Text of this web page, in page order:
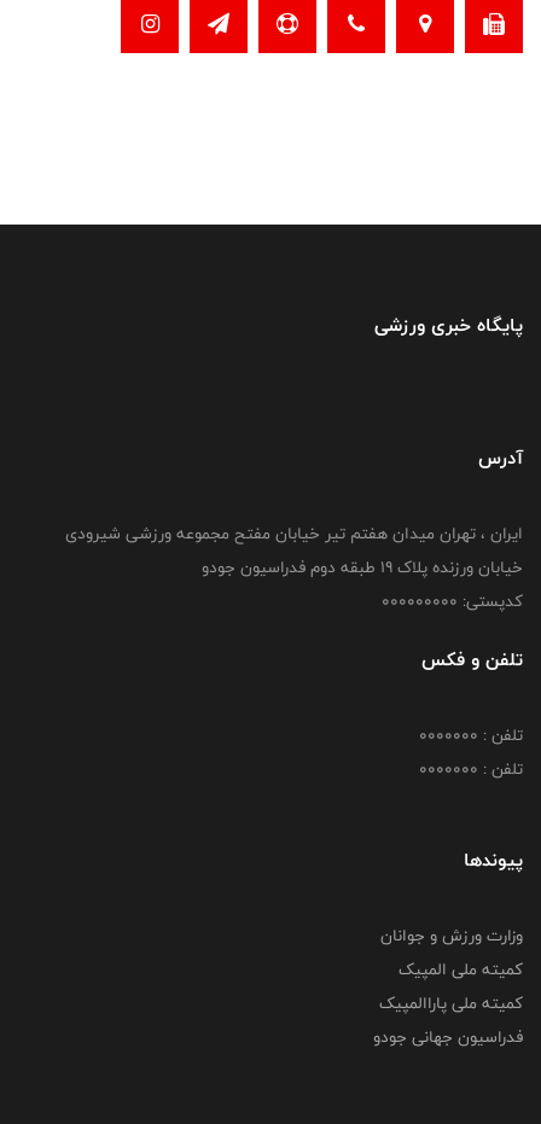
پایگاه خبری ورزشی
آدرس
ایران ، تهران میدان هفتم تیر خیابان مفتح مجموعه ورزشی شیرودی
خیابان ورزنده پلاک ۱۹ طبقه دوم فدراسیون جودو
کدپستی: 000000000
تلفن و فکس
تلفن : 0000000
تلفن : 0000000
پیوندها
وزارت ورزش و جوانان
کمیته ملی المپیک
کمیته ملی پاراالمپیک
فدراسیون جهانی جودو